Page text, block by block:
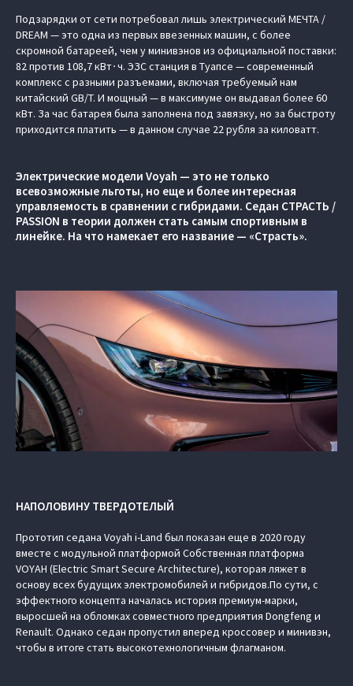
Подзарядки от сети потребовал лишь электрический МЕЧТА /
DREAM — это одна из первых ввезенных машин, с более
скромной батареей, чем у минивэнов из официальной поставки:
82 против 108,7 кВт∙ч. ЭЗС станция в Туапсе — современный
комплекс с разными разъемами, включая требуемый нам
китайский GB/T. И мощный — в максимуме он выдавал более 60
кВт. За час батарея была заполнена под завязку, но за быстроту
приходится платить — в данном случае 22 рубля за киловатт.
Электрические модели Voyah — это не только
всевозможные льготы, но еще и более интересная
управляемость в сравнении с гибридами. Седан СТРАСТЬ /
PASSION в теории должен стать самым спортивным в
линейке. На что намекает его название — «Страсть».
НАПОЛОВИНУ ТВЕРДОТЕЛЫЙ
Прототип седана Voyah i-Land был показан еще в 2020 году
вместе с модульной платформой Cобственная платформа
VOYAH (Electric Smart Secure Architecture), которая ляжет в
основу всех будущих электромобилей и гибридов.По сути, с
эффектного концепта началась история премиум-марки,
выросшей на обломках совместного предприятия Dongfeng и
Renault. Однако седан пропустил вперед кроссовер и минивэн,
чтобы в итоге стать высокотехнологичным флагманом.